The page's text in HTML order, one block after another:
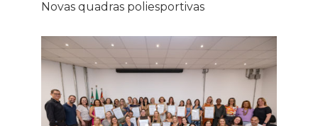
Novas quadras poliesportivas